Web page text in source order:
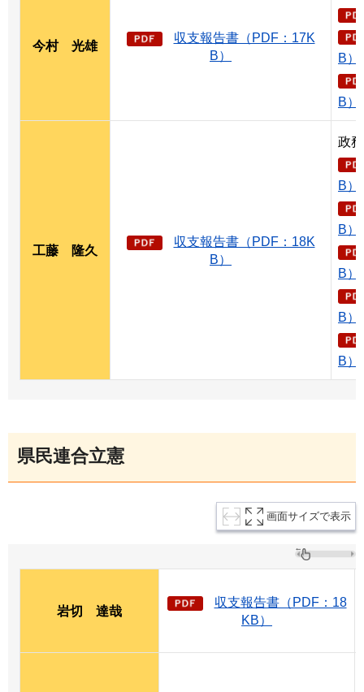
今村 光雄
収支報告書（PDF：17K
B）
B）
B）
工藤 隆久
収支報告書（PDF：18K
B）
政
B）
B）
B）
B）
B）
県民連合立憲
画面サイズで表示
岩切 達哉
収支報告書（PDF：18
KB）